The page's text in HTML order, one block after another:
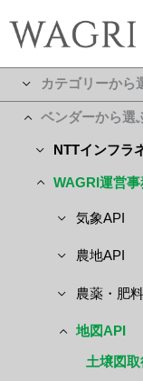
カテゴリーから
ベンダーから選
NTTインフラ
WAGRI運営事
気象API
農地API
農薬・肥
地図API
土壌図